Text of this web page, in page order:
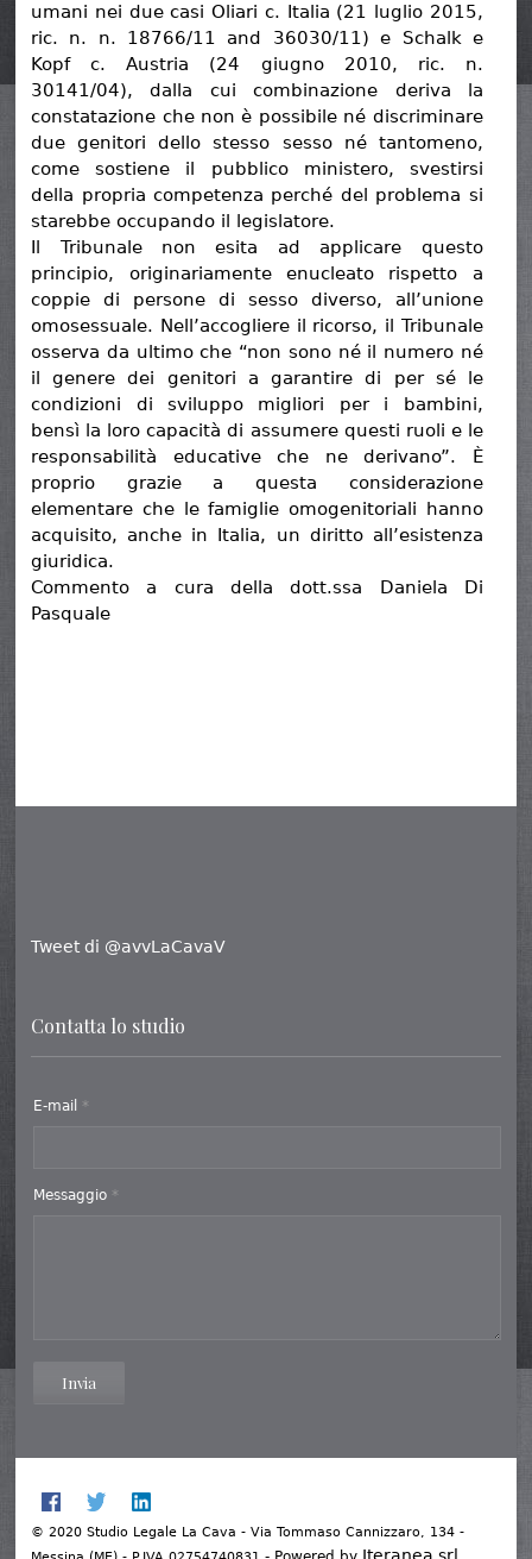
umani nei due casi Oliari c. Italia (21 luglio 2015,
ric. n. n. 18766/11 and 36030/11) e Schalk e
Kopf c. Austria (24 giugno 2010, ric. n.
30141/04), dalla cui combinazione deriva la
constatazione che non è possibile né discriminare
due genitori dello stesso sesso né tantomeno,
come sostiene il pubblico ministero, svestirsi
della propria competenza perché del problema si
starebbe occupando il legislatore.
Il Tribunale non esita ad applicare questo
principio, originariamente enucleato rispetto a
coppie di persone di sesso diverso, all’unione
omosessuale. Nell’accogliere il ricorso, il Tribunale
osserva da ultimo che “non sono né il numero né
il genere dei genitori a garantire di per sé le
condizioni di sviluppo migliori per i bambini,
bensì la loro capacità di assumere questi ruoli e le
responsabilità educative che ne derivano”. È
proprio grazie a questa considerazione
elementare che le famiglie omogenitoriali hanno
acquisito, anche in Italia, un diritto all’esistenza
giuridica.
Commento a cura della dott.ssa Daniela Di
Pasquale
Tweet di @avvLaCavaV
Contatta lo studio
E-mail *
Messaggio *
Invia
© 2020 Studio Legale La Cava - Via Tommaso Cannizzaro, 134 -